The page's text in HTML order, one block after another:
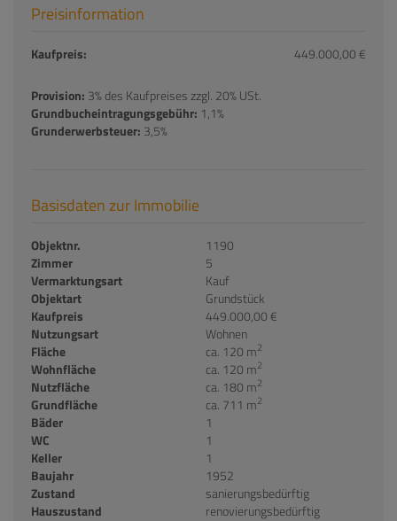
Preisinformation
Kaufpreis: 449.000,00 €
Provision: 3% des Kaufpreises zzgl. 20% USt.
Grundbucheintragungsgebühr: 1,1%
Grunderwerbsteuer: 3,5%
Basisdaten zur Immobilie
Objektnr.
1190
Zimmer
5
Vermarktungsart
Kauf
Objektart
Grundstück
Kaufpreis
449.000,00 €
Nutzungsart
Wohnen
Fläche
ca. 120 m2
Wohnfläche ca. 120 m2
Nutzfläche ca. 180 m2
Grundfläche ca. 711 m2
Bäder
1
WC
1
Keller
1
Baujahr
1952
Zustand
sanierungsbedürftig
Hauszustand
renovierungsbedürftig